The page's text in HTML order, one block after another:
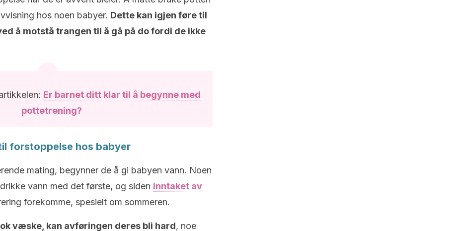
hos noen babyer. Dette kan igjen føre til
å motstå trangen til å gå på do fordi de ikke
Er barnet ditt klar til å begynne med
pottetrening?
forstoppelse hos babyer
mating, begynner de å gi babyen vann. Noen
vann med det første, og siden inntaket av
forekomme, spesielt om sommeren.
væske, kan avføringen deres bli hard, noe